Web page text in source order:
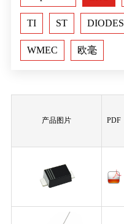
TI ST DIODES
WMEC 欧毫
产品图片 PDF